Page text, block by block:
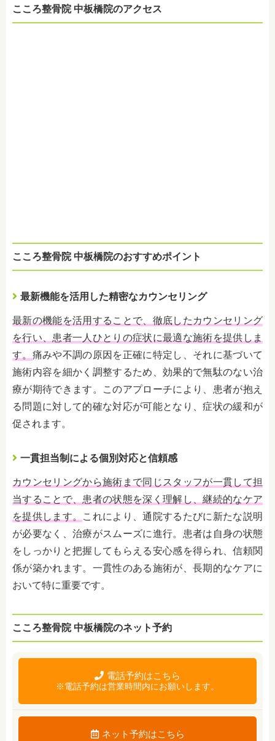
こころ整骨院 中板橋院のアクセス
こころ整骨院 中板橋院のおすすめポイント
最新機能を活用した精密なカウンセリング
最新の機能を活用することで、徹底したカウンセリング
を行い、患者一人ひとりの症状に最適な施術を提供しま
す。 痛みや不調の原因を正確に特定し、それに基づいて
施術内容を細かく調整するため、効果的で無駄のない治
療が期待できます。このアプローチにより、患者が抱え
る問題に対して的確な対応が可能となり、症状の緩和が
促されます。
一貫担当制による個別対応と信頼感
カウンセリングから施術まで同じスタッフが一貫して担
当することで、患者の状態を深く理解し、継続的なケア
を提供します。 これにより、通院するたびに新たな説明
が必要なく、治療がスムーズに進行。患者は自身の状態
をしっかりと把握してもらえる安心感を得られ、信頼関
係が築かれます。一貫性のある施術が、長期的なケアに
おいて特に重要です。
こころ整骨院 中板橋院のネット予約
電話予約はこちら
※電話予約は営業時間内にお願いします。
ネット予約はこちら